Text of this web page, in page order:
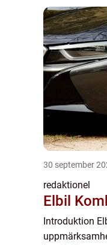
30 september
redaktionel
Elbil
Introduktion